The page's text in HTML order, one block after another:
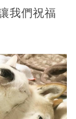
我們祝福